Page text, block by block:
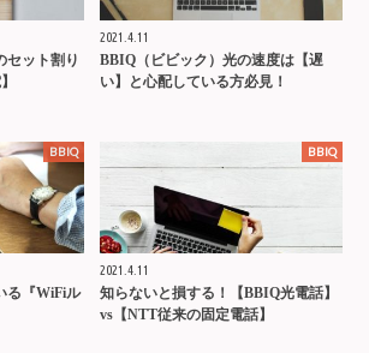
セット割り
2021.4.11
BBIQ（ビビック）光の速度は【遅
い】と心配している方必見！
BBIQ
る『WiFiル
BBIQ
2021.4.11
知らないと損する！【BBIQ光電話】
vs【NTT従来の固定電話】